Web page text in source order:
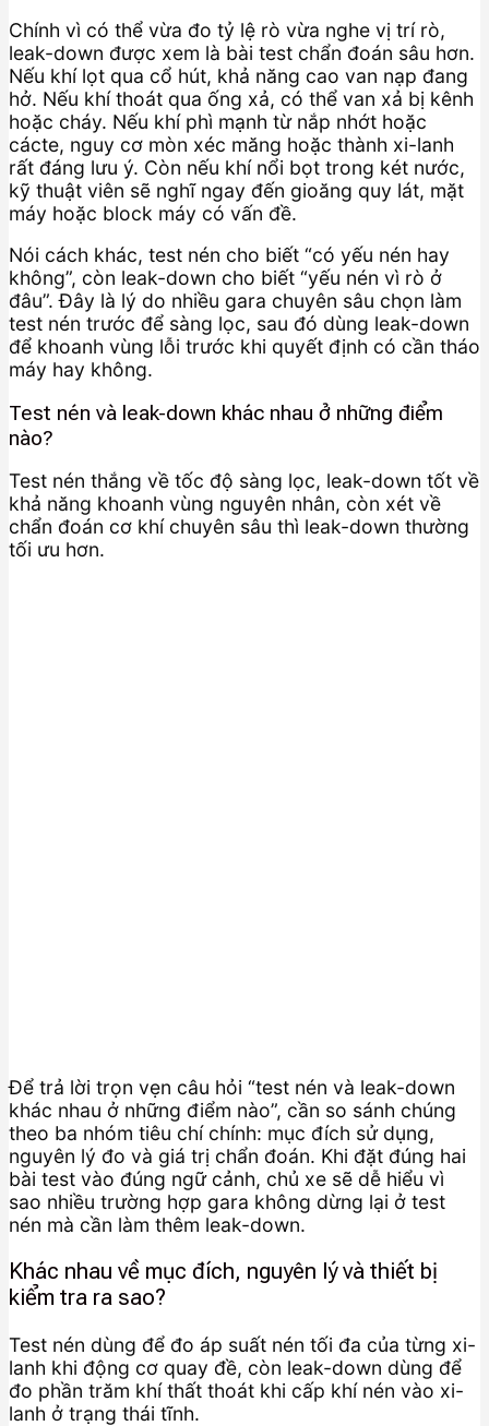
Chính vì có thể vừa đo tỷ lệ rò vừa nghe vị trí rò,
leak-down được xem là bài test chẩn đoán sâu hơn.
Nếu khí lọt qua cổ hút, khả năng cao van nạp đang
hở. Nếu khí thoát qua ống xả, có thể van xả bị kênh
hoặc cháy. Nếu khí phì mạnh từ nắp nhớt hoặc
cácte, nguy cơ mòn xéc măng hoặc thành xi-lanh
rất đáng lưu ý. Còn nếu khí nổi bọt trong két nước,
kỹ thuật viên sẽ nghĩ ngay đến gioăng quy lát, mặt
máy hoặc block máy có vấn đề.
Nói cách khác, test nén cho biết “có yếu nén hay
không”, còn leak-down cho biết “yếu nén vì rò ở
đâu”. Đây là lý do nhiều gara chuyên sâu chọn làm
test nén trước để sàng lọc, sau đó dùng leak-down
để khoanh vùng lỗi trước khi quyết định có cần tháo
máy hay không.
Test nén và leak-down khác nhau ở những điểm
nào?
Test nén thắng về tốc độ sàng lọc, leak-down tốt về
khả năng khoanh vùng nguyên nhân, còn xét về
chẩn đoán cơ khí chuyên sâu thì leak-down thường
tối ưu hơn.
Để trả lời trọn vẹn câu hỏi “test nén và leak-down
khác nhau ở những điểm nào”, cần so sánh chúng
theo ba nhóm tiêu chí chính: mục đích sử dụng,
nguyên lý đo và giá trị chẩn đoán. Khi đặt đúng hai
bài test vào đúng ngữ cảnh, chủ xe sẽ dễ hiểu vì
sao nhiều trường hợp gara không dừng lại ở test
nén mà cần làm thêm leak-down.
Khác nhau về mục đích, nguyên lý và thiết bị
kiểm tra ra sao?
Test nén dùng để đo áp suất nén tối đa của từng xi-
lanh khi động cơ quay đề, còn leak-down dùng để
đo phần trăm khí thất thoát khi cấp khí nén vào xi-
lanh ở trạng thái tĩnh.